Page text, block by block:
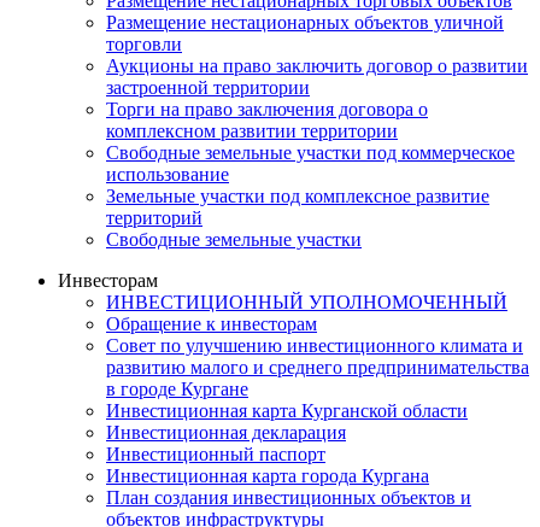
Размещение нестационарных объектов уличной
торговли
Аукционы на право заключить договор о развитии
застроенной территории
Торги на право заключения договора о
комплексном развитии территории
Свободные земельные участки под коммерческое
использование
Земельные участки под комплексное развитие
территорий
Свободные земельные участки
Инвесторам
ИНВЕСТИЦИОННЫЙ УПОЛНОМОЧЕННЫЙ
Обращение к инвесторам
Совет по улучшению инвестиционного климата и
развитию малого и среднего предпринимательства
в городе Кургане
Инвестиционная карта Курганской области
Инвестиционная декларация
Инвестиционный паспорт
Инвестиционная карта города Кургана
План создания инвестиционных объектов и
объектов инфраструктуры